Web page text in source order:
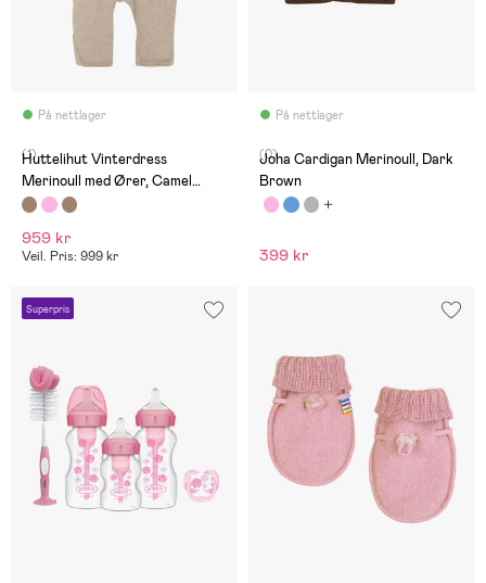
På nettlager
(1)
Huttelihut Vinterdress
Merinoull med Ører, Camel
Melange
959 kr
Veil. Pris: 999 kr
På nettlager
(0)
Joha Cardigan Merinoull, Dark
Brown
399 kr
Superpris